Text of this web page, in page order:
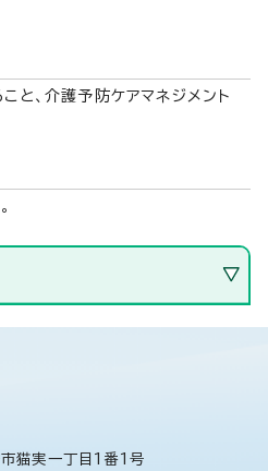
と、介護予防ケアマネジメント
猫実一丁目1番1号